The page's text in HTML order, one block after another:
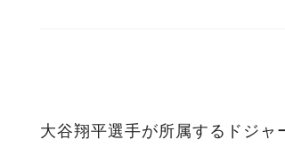
大谷翔平選手が所属するドジャ